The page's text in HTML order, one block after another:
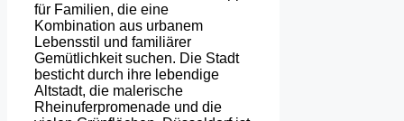
für Familien, die eine
Kombination aus urbanem
Lebensstil und familiärer
Gemütlichkeit suchen. Die Stadt
besticht durch ihre lebendige
Altstadt, die malerische
Rheinuferpromenade und die